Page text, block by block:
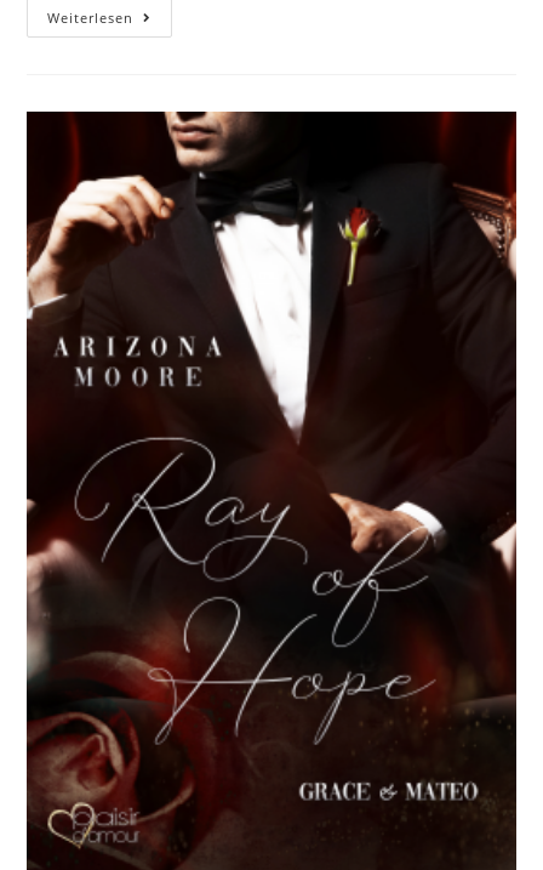
Weiterlesen